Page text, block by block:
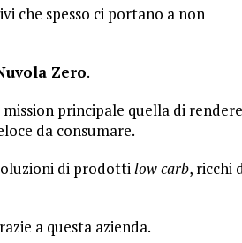
che spesso ci portano a non
Zero.
mission principale quella di rendere
da consumare.
di prodottilow carb, ricchi
a questa azienda.